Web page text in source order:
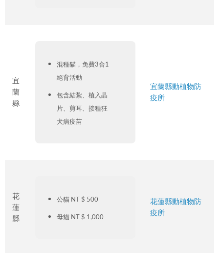
宜
蘭
縣
混種貓，免費3合1
絕育活動
包含結紮、植入晶
片、剪耳、接種狂
犬病疫苗
宜蘭縣動植物防
疫所
花
蓮
縣
公貓 NT $ 500
母貓 NT $ 1,000
花蓮縣動植物防
疫所